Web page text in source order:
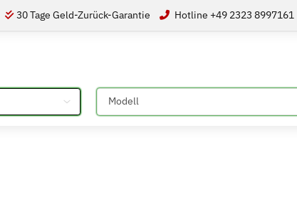
30 Tage Geld-Zurück-Garantie Hotline +49 2323 8997161
Bitte auswählen